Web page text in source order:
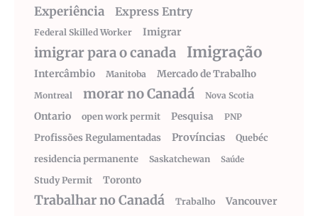
Experiência Express Entry
Federal Skilled Worker Imigrar
imigrar para o canada Imigração
Intercâmbio Manitoba Mercado de Trabalho
Montreal morar no Canadá Nova Scotia
Ontario open work permit Pesquisa PNP
Profissões Regulamentadas Províncias
Quebéc
residencia permanente
Saskatchewan Saúde
Study Permit Toronto
Trabalhar no Canadá Trabalho Vancouver